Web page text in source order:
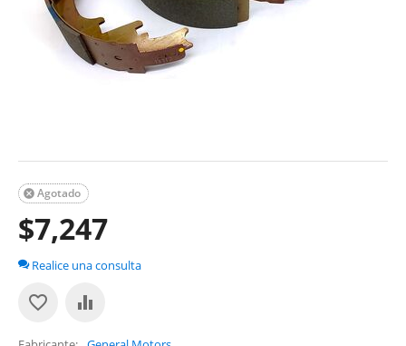
Agotado

$7,247
Realice una consulta